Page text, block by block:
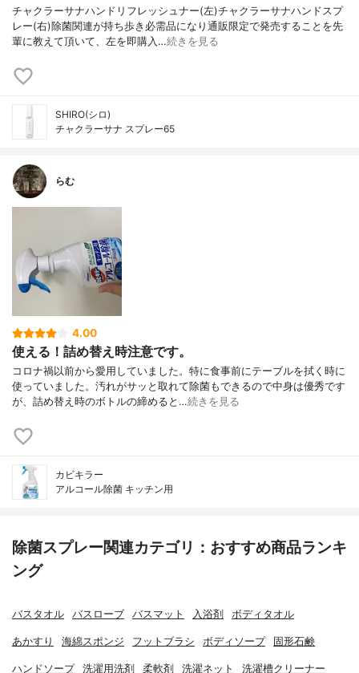
チャクラーサナハンドリフレッシュナー(左)チャクラーサナハンドスプ
レー(右)除菌関連が持ち歩き必需品になり通販限定で発売することを先
輩に教えて頂いて、左を即購入…続きを見る
SHIRO(シロ)
チャクラーサナ スプレー65
らむ
4.00
使える！詰め替え時注意です。
コロナ禍以前から愛用していました。特に食事前にテーブルを拭く時に
使っていました。汚れがサッと取れて除菌もできるので中身は優秀です
が、詰め替え時のボトルの締めると…続きを見る
カビキラー
アルコール除菌 キッチン用
除菌スプレー関連カテゴリ：おすすめ商品ランキ
ング
バスタオル バスローブ バスマット 入浴剤 ボディタオル
あかすり 海綿スポンジ フットブラシ ボディソープ 固形石鹸
ハンドソープ 洗濯用洗剤 柔軟剤 洗濯ネット 洗濯槽クリーナー